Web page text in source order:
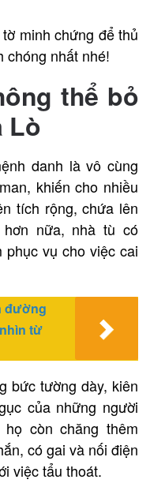
minh chứng để thủ
chóng nhất nhé!
thể bỏ
Lò
danh là vô cùng
khiến cho nhiều
tích rộng, chứa lên
nữa, nhà tù có
phục vụ cho việc cai
đường
từ
bức tường dày, kiên
của những người
còn chăng thêm
có gai và nối điện
việc tẩu thoát.